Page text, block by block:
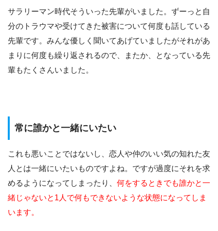
サラリーマン時代そういった先輩がいました。ずーっと自
分のトラウマや受けてきた被害について何度も話している
先輩です。みんな優しく聞いてあげていましたがそれがあ
まりに何度も繰り返されるので、またか、となっている先
輩もたくさんいました。
常に誰かと一緒にいたい
これも悪いことではないし、恋人や仲のいい気の知れた友
人とは一緒にいたいものですよね。ですが過度にそれを求
めるようになってしまったり、 何をするときでも誰かと一
緒じゃないと1人で何もできないような状態になってしま
います。